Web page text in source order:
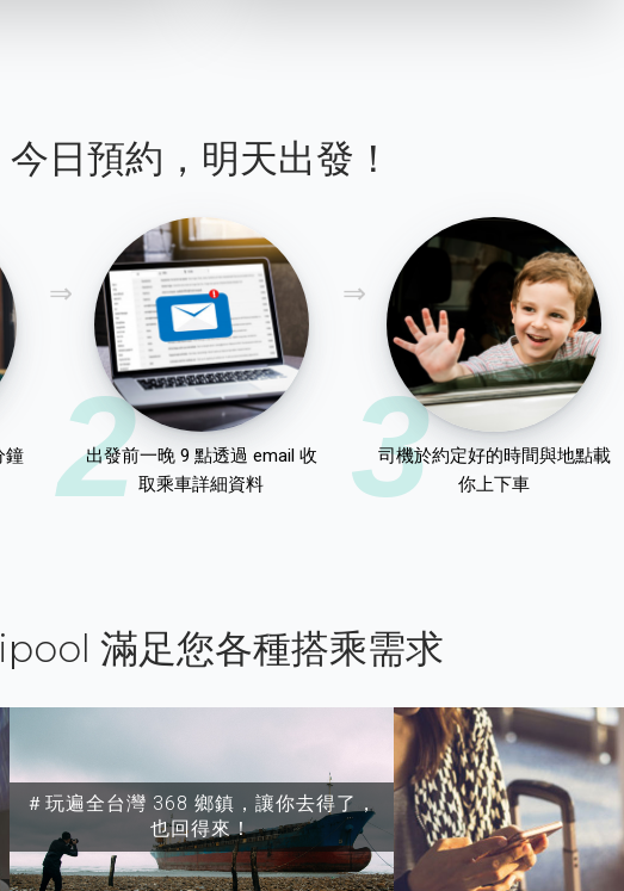
今日預約，明天出發！
鐘
2
出發前一晚 9 點透過 email 收
取乘車詳細資料
3
司機於約定好的時間與地點載
你上下車
滿足您各種搭乘需求
＃玩遍全台灣 368 鄉鎮，讓你去得了，
也回得來！